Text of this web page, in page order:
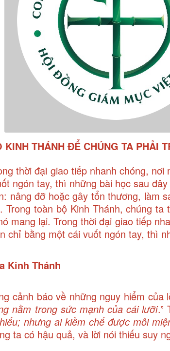
KINH THÁNH ĐỂ CHÚNG TA PHẢI
thời đại giao tiếp nhanh chóng,
ngón tay, thì những bài học sau
nâng đỡ hoặc gây tổn thương, làm
Trong toàn bộ Kinh Thánh, chúng
mang lại. Trong thời đại giao tiếp
chỉ bằng một cái vuốt ngón tay, thì
Kinh Thánh
cảnh báo về những nguy hiểm của
nằm trong sức mạnh của cái lưỡi.”
nhưng ai kiềm chế được môi
ta có hậu quả, và lời nói thiếu suy